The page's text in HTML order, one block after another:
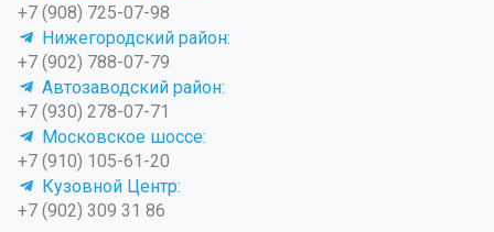
+7 (908) 725-07-98
Нижегородский район:
+7 (902) 788-07-79
Автозаводский район:
+7 (930) 278-07-71
Московское шоссе:
+7 (910) 105-61-20
Кузовной Центр:
+7 (902) 309 31 86